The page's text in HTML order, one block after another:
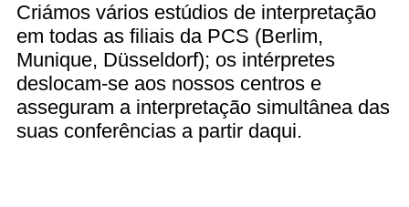
Criámos vários estúdios de interpretação
em todas as filiais da PCS (Berlim,
Munique, Düsseldorf); os intérpretes
deslocam-se aos nossos centros e
asseguram a interpretação simultânea das
suas conferências a partir daqui.